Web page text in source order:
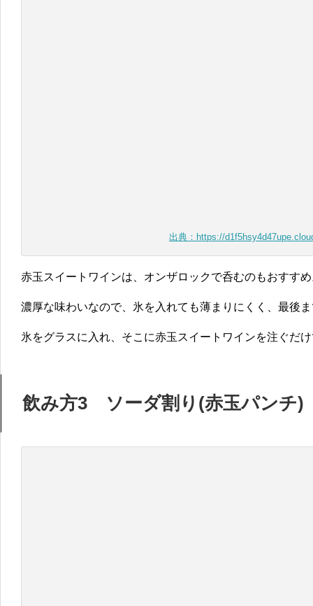
出典：https://
赤玉スイートワインは、オンザロックで呑むのもおすす
濃厚な味わいなので、氷を入れても薄まりにくく、最後
氷をグラスに入れ、そこに赤玉スイートワインを注ぐだ
飲み方3 ソーダ割り(赤玉パンチ)